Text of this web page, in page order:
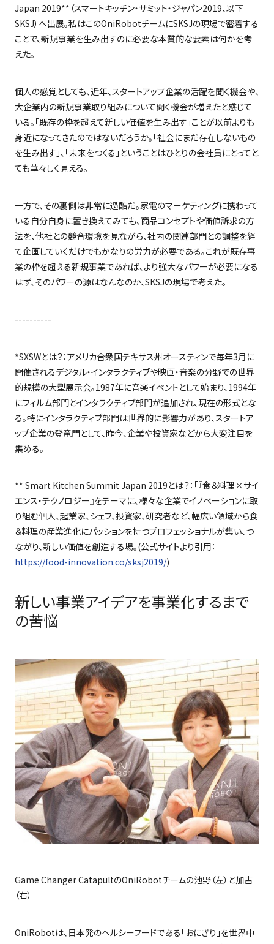
Japan 2019** （スマートキッチン・サミット・ジャパン2019、以下
SKSJ）へ出展。私はこのOniRobotチームにSKSJの現場で密着する
ことで、新規事業を生み出すのに必要な本質的な要素は何かを考
えた。
個人の感覚としても、近年、スタートアップ企業の活躍を聞く機会や、
大企業内の新規事業取り組みについて聞く機会が増えたと感じて
いる。「既存の枠を超えて新しい価値を生み出す」ことが以前よりも
身近になってきたのではないだろうか。「社会にまだ存在しないもの
を生み出す」、「未来をつくる」ということはひとりの会社員にとってと
ても華々しく見える。
一方で、その裏側は非常に過酷だ。家電のマーケティングに携わって
いる自分自身に置き換えてみても、商品コンセプトや価値訴求の方
法を、他社との競合環境を見ながら、社内の関連部門との調整を経
て企画していくだけでもかなりの労力が必要である。これが既存事
業の枠を超える新規事業であれば、より強大なパワーが必要になる
はず、そのパワーの源はなんなのか、SKSJの現場で考えた。
----------
*SXSWとは？：アメリカ合衆国テキサス州オースティンで毎年3月に
開催されるデジタル・インタラクティブや映画・音楽の分野での世界
的規模の大型展示会。1987年に音楽イベントとして始まり、 1994年
にフィルム部門とインタラクティブ部門が追加され、現在の形式とな
る。特にインタラクティブ部門は世界的に影響力があり、スタートア
ップ企業の登竜門として、昨今、企業や投資家などから大変注目を
集める。
** Smart Kitchen Summit Japan 2019とは？：「『食＆料理×サイ
エンス・テクノロジー』をテーマに、様々な企業でイノベーションに取
り組む個人、起業家、シェフ、投資家、研究者など、幅広い領域から食
＆料理の産業進化にパッションを持つプロフェッショナルが集い、つ
ながり、新しい価値を創造する場。(公式サイトより引用：
https://food-innovation.co/sksj2019/)
新しい事業アイデアを事業化するまで
の苦悩
Game Changer CatapultのOniRobotチームの池野（左）と加古
（右）
OniRobotは、日本発のヘルシーフードである「おにぎり」を世界中